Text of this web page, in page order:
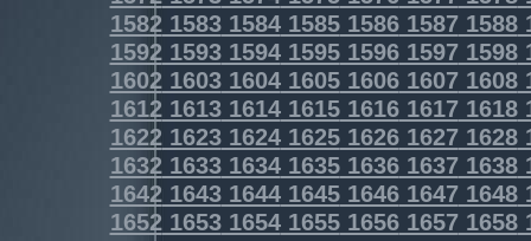
1582158315841585158615871588
1592159315941595159615971598
1602160316041605160616071608
1612161316141615161616171618
1622162316241625162616271628
1632163316341635163616371638
1642164316441645164616471648
1652165316541655165616571658